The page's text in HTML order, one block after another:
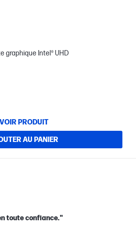
graphique Intel® UHD
VOIR PRODUIT
AU PANIER
toute confiance."